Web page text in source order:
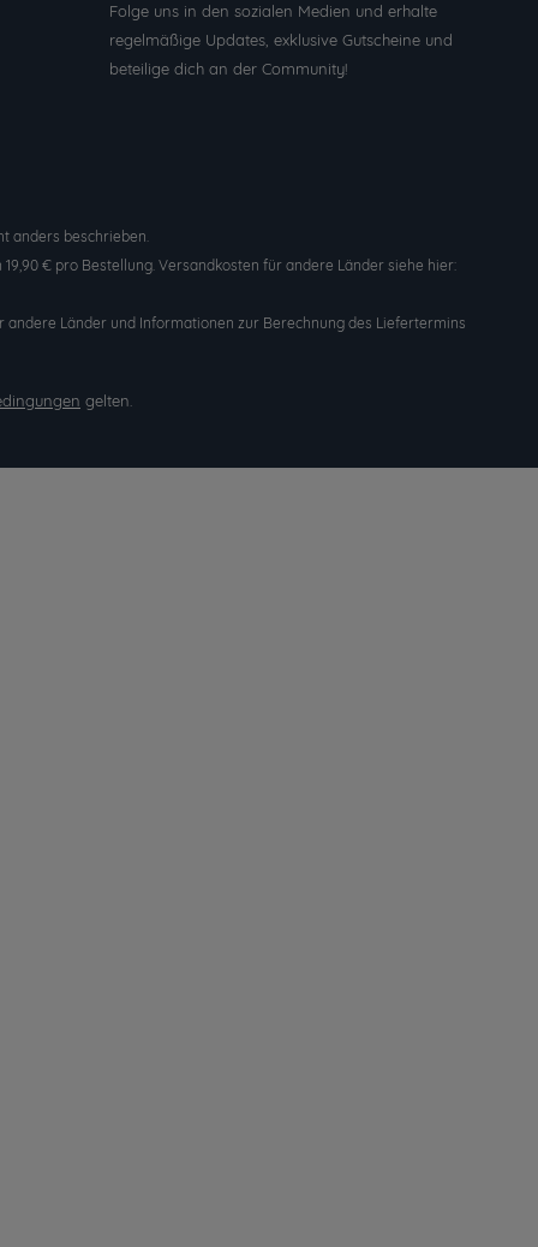
Folge uns in den sozialen Medien und erhalte
regelmäßige Updates, exklusive Gutscheine und
beteilige dich an der Community!
anders beschrieben.
€ pro Bestellung. Versandkosten für andere Länder siehe hier:
andere Länder und Informationen zur Berechnung des Liefertermins
gelten.